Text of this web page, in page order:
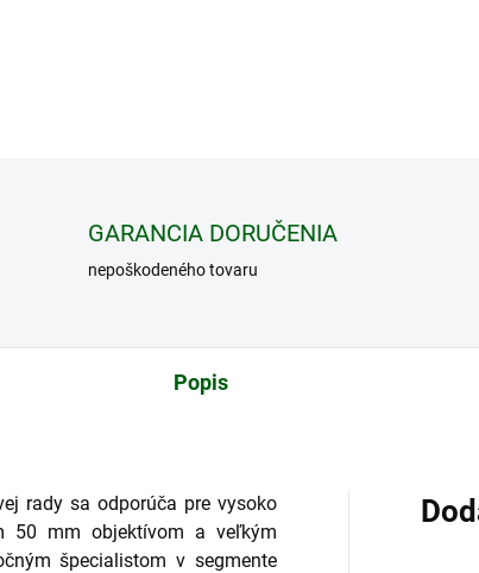
GARANCIA DORUČENIA
nepoškodeného tovaru
Popis
rady sa odporúča pre vysoko
50 mm objektívom a veľkým
špecialistom v segmente